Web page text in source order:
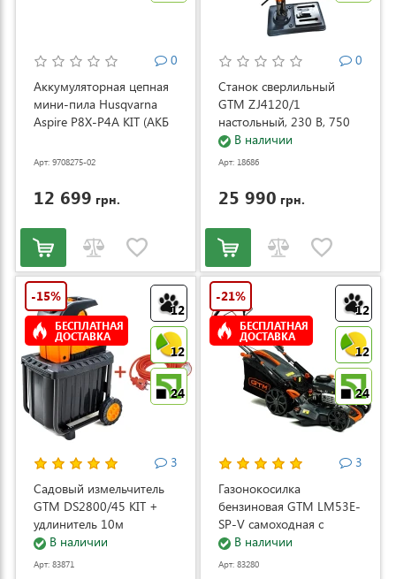
0
Аккумуляторная цепная
мини-пила Husqvarna
Aspire P8X-P4A KIT (АКБ
Арт: 9708275-02
12 699 грн.
0
Станок сверлильный
GTM ZJ4120/1
настольный, 230 В, 750
Вт (ZJ4120/1)
В наличии
Арт: 18686
25 990 грн.
12
12
24
-15%
БЕСПЛАТНАЯ
ДОСТАВКА
3
Садовый измельчитель
GTM DS2800/45 KIT +
удлинитель 10м
(DS2800/45_KIT+ext.cord)
В наличии
Арт: 83871
12
12
24
-21%
БЕСПЛАТНАЯ
ДОСТАВКА
3
Газонокосилка
бензиновая GTM LM53E-
SP-V самоходная с
электростартером и
регулировкой скорости
В наличии
Арт: 83280